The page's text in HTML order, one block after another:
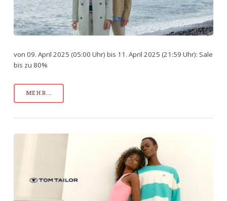
von 09. April 2025 (05:00 Uhr) bis 11. April 2025 (21:59 Uhr): Sale
bis zu 80%
MEHR...